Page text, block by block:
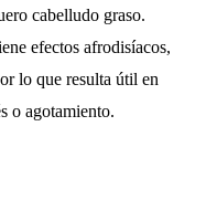
cabelludo graso.
efectos afrodisíacos,
lo que resulta útil en
o agotamiento.